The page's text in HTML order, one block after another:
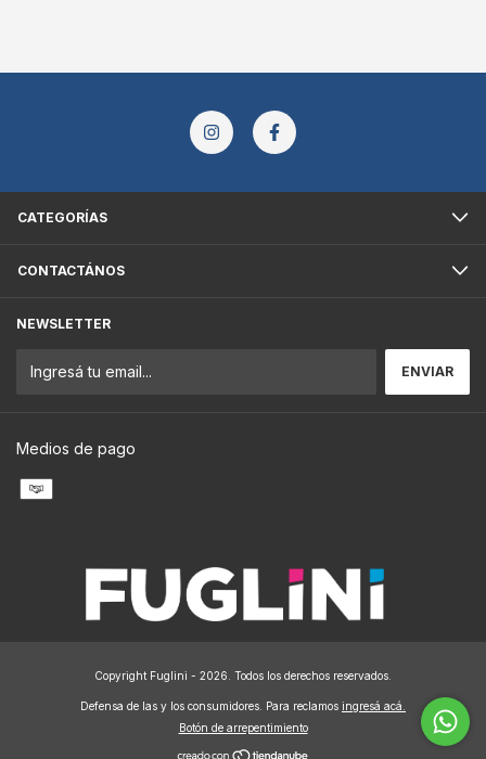
CATEGORÍAS
CONTACTÁNOS
NEWSLETTER
Medios de pago
Copyright Fuglini - 2026. Todos los derechos reservados.
Defensa de las y los consumidores. Para reclamos ingresá acá.
Botón de arrepentimiento